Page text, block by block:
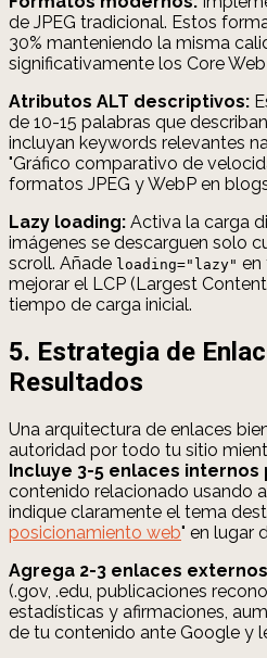
de JPEG tradicional. Estos
30% manteniendo la misma
significativamente los Core Web
Atributos ALT descriptivos:
de 10-15 palabras que
incluyan keywords relevantes
"Gráfico comparativo de
formatos JPEG y WebP en
Lazy loading: Activa la carga
imágenes se descarguen solo
scroll. Añade loading="lazy" en
mejorar el LCP (Largest
tiempo de carga inicial.
5. Estrategia de
Resultados
Una arquitectura de enlaces
autoridad por todo tu sitio
Incluye 3-5 enlaces
contenido relacionado usando
indique claramente el tema
posicionamiento web" en lugar
Agrega 2-3 enlaces
(.gov, .edu, publicaciones
estadísticas y afirmaciones,
de tu contenido ante Google y